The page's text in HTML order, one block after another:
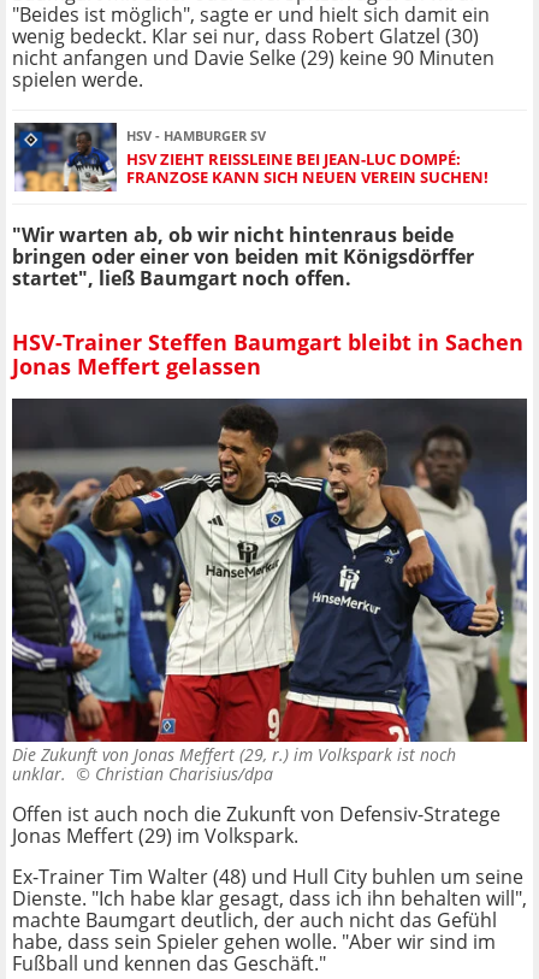
"Beides ist möglich", sagte er und hielt sich damit ein
wenig bedeckt. Klar sei nur, dass Robert Glatzel (30)
nicht anfangen und Davie Selke (29) keine 90 Minuten
spielen werde.
HSV - HAMBURGER SV
HSV ZIEHT REISSLEINE BEI JEAN-LUC DOMPÉ: F
RANZOSE KANN SICH NEUEN VEREIN SUCHEN!
"Wir warten ab, ob wir nicht hintenraus beide
bringen oder einer von beiden mit Königsdörffer
startet", ließ Baumgart noch offen.
HSV-Trainer Steffen Baumgart bleibt in Sachen
Jonas Meffert gelassen
Die Zukunft von Jonas Meffert (29, r.) im Volkspark ist noch
unklar. © Christian Charisius/dpa
Offen ist auch noch die Zukunft von Defensiv-Stratege
Jonas Meffert (29) im Volkspark.
Ex-Trainer Tim Walter (48) und Hull City buhlen um seine
Dienste. "Ich habe klar gesagt, dass ich ihn behalten will",
machte Baumgart deutlich, der auch nicht das Gefühl
habe, dass sein Spieler gehen wolle. "Aber wir sind im
Fußball und kennen das Geschäft."